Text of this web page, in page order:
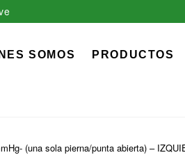
EDS, C.A.
SOMOS PRODUCTOS
(una sola pierna/punta abierta) –